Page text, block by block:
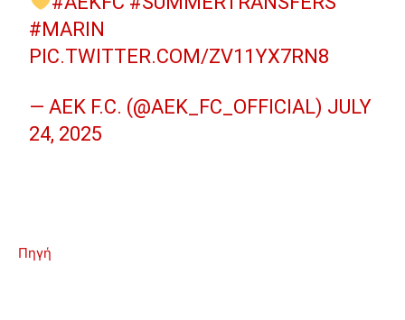
#MARIN
PIC.TWITTER.COM/ZV11YX7RN8
— AEK F.C. (@AEK_FC_OFFICIAL) JULY
24, 2025
Πηγή